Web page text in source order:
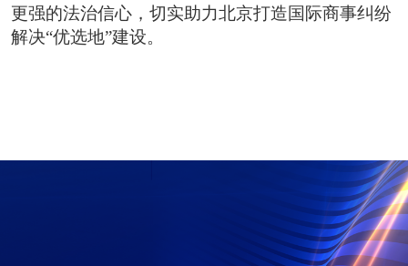
更强的法治信心，切实助力北京打造国际商事纠纷
解决“优选地”建设。